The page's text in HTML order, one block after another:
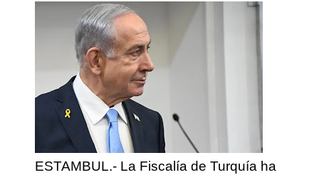
ESTAMBUL.- La Fiscalía de Turquía ha